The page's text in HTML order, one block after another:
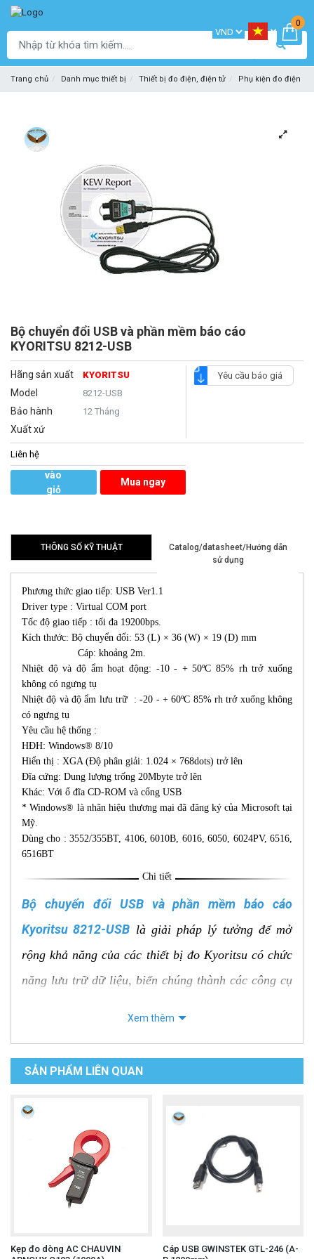
0
Trang chủ Danh mục thiết bị Thiết bị đo điện, điện tử Phụ kiện đo điện
Bộ chuyển đổi USB và phần mềm báo cáo
KYORITSU 8212-USB
Hãng sản xuất KYORITSU
Model 8212-USB
Bảo hành 12 Tháng
Xuất xứ
Yêu cầu báo giá
Liên hệ
vào
giỏ
Mua ngay
THÔNG SỐ KỸ THUẬT
Catalog/datasheet/Hướng dẫn
sử dụng
Phương thức giao tiếp: USB Ver1.1
Driver type : Virtual COM port
Tốc độ giao tiếp : tối đa 19200bps.
Kích thước: Bộ chuyển đổi: 53 (L) × 36 (W) × 19 (D) mm
Cáp: khoảng 2m.
Nhiệt độ và độ ẩm hoạt động: -10 - + 50ºC 85% rh trở xuống
không có ngưng tụ
Nhiệt độ và độ ẩm lưu trữ : -20 - + 60ºC 85% rh trở xuống không
có ngưng tụ
Yêu cầu hệ thống :
HĐH: Windows® 8/10
Hiển thị : XGA (Độ phân giải: 1.024 × 768dots) trở lên
Đĩa cứng: Dung lượng trống 20Mbyte trở lên
Khác: Với ổ đĩa CD-ROM và cổng USB
* Windows® là nhãn hiệu thương mại đã đăng ký của Microsoft tại
Mỹ.
Dùng cho : 3552/355BT, 4106, 6010B, 6016, 6050, 6024PV, 6516,
6516BT
Chi tiết
Bộ chuyển đổi USB và phần mềm báo cáo
Kyoritsu 8212-USB là giải pháp lý tưởng để mở
rộng khả năng của các thiết bị đo Kyoritsu có chức
năng lưu trữ dữ liệu, biến chúng thành các công cụ
Thành phần của bộ Kyoritsu 8212-USB
Bộ 8212-USB thường bao gồm các thành phần
chính sau:
Bộ chuyển đổi USB (USB Adaptor / Interface
Unit): Đây là thiết bị trung gian kết nối thiết bị đo
với máy tính. Nó có thể có dạng một hộp nhỏ
Xem thêm
SẢN PHẨM LIÊN QUAN
Kẹp đo dòng AC CHAUVIN
Cáp USB GWINSTEK GTL-246 (A-